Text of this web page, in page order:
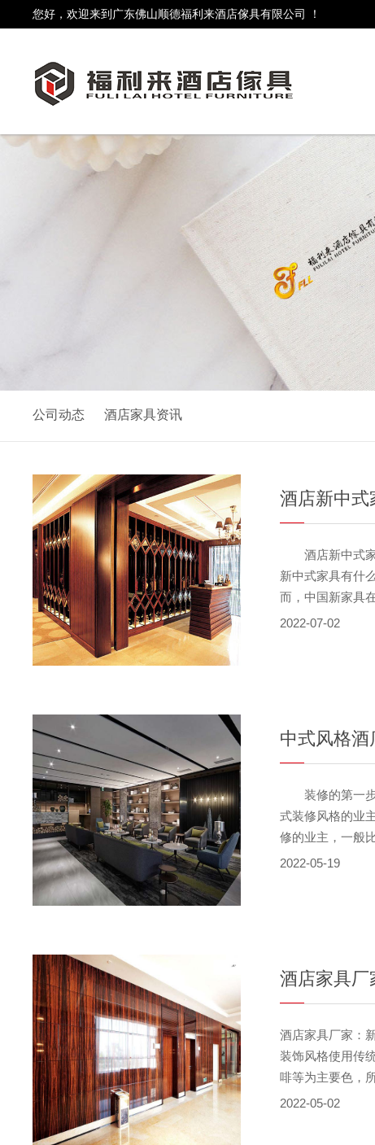
您好，欢迎来到广东佛山顺德福利来酒店傢具有限公司 ！
公司动态 酒店家具资讯
酒店新中式
酒店新中式家
新中式家具有什
而，中国新家具
科学的人体工程
2022-07-02
装修的第一步
式装修风格的业
修的业主，一般
的装修风格，中
2022-05-19
酒店家具厂
酒店家具厂家
装饰风格使用传
啡等为主要色，
所以中式装修
2022-05-02